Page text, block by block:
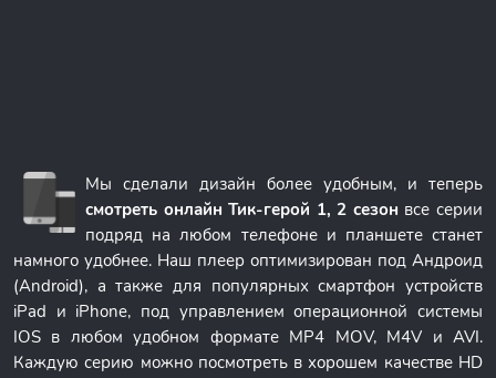
Мы сделали дизайн более удобным, и теперь
смотреть онлайн Тик-герой 1, 2 сезон все серии
подряд на любом телефоне и планшете станет
намного удобнее. Наш плеер оптимизирован под Андроид
(Android), а также для популярных смартфон устройств
iPad и iPhone, под управлением операционной системы
IOS в любом удобном формате MP4 MOV, M4V и AVI.
Каждую серию можно посмотреть в хорошем качестве HD